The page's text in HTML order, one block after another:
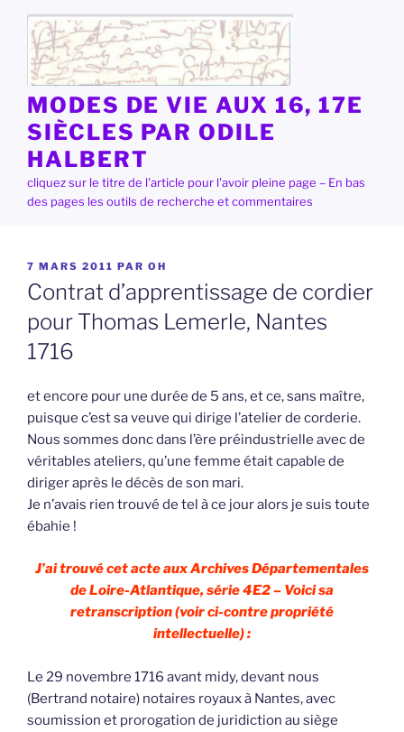
contenu
principal
MODES DE VIE AUX 16, 17E
SIÈCLES PAR ODILE
HALBERT
cliquez sur le titre de l'article pour l'avoir pleine page – En bas
des pages les outils de recherche et commentaires
PUBLIÉ
LE
7 MARS 2011 PAR OH
Contrat d’apprentissage de cordier
pour Thomas Lemerle, Nantes
1716
et encore pour une durée de 5 ans, et ce, sans maître,
puisque c’est sa veuve qui dirige l’atelier de corderie.
Nous sommes donc dans l’ère préindustrielle avec de
véritables ateliers, qu’une femme était capable de
diriger après le décès de son mari.
Je n’avais rien trouvé de tel à ce jour alors je suis toute
ébahie !
J’ai trouvé cet acte aux Archives Départementales
de Loire-Atlantique, série 4E2 – Voici sa
retranscription (voir ci-contre propriété
intellectuelle) :
Le 29 novembre 1716 avant midy, devant nous
(Bertrand notaire) notaires royaux à Nantes, avec
soumission et prorogation de juridiction au siège